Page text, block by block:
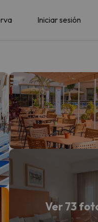
Iniciar sesión
Ver 73